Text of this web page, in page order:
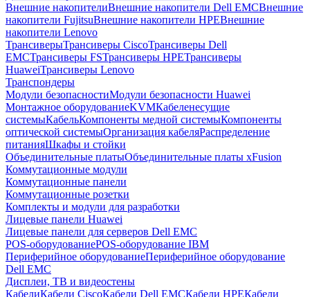
Внешние накопителиВнешние накопители Dell EMCВнешние
накопители FujitsuВнешние накопители HPEВнешние
накопители Lenovo
ТрансиверыТрансиверы CiscoТрансиверы Dell
EMCТрансиверы FSТрансиверы HPEТрансиверы
HuaweiТрансиверы Lenovo
Транспондеры
Модули безопасностиМодули безопасности Huawei
Монтажное оборудованиеKVMКабеленесущие
системыКабельКомпоненты медной системыКомпоненты
оптической системыОрганизация кабеляРаспределение
питанияШкафы и стойки
Объединительные платыОбъединительные платы xFusion
Коммутационные модули
Коммутационные панели
Коммутационные розетки
Комплекты и модули для разработки
Лицевые панели Huawei
Лицевые панели для серверов Dell EMC
POS-оборудованиеPOS-оборудование IBM
Периферийное оборудованиеПериферийное оборудование
Dell EMC
Дисплеи, ТВ и видеостены
КабелиКабели CiscoКабели Dell EMCКабели HPEКабели